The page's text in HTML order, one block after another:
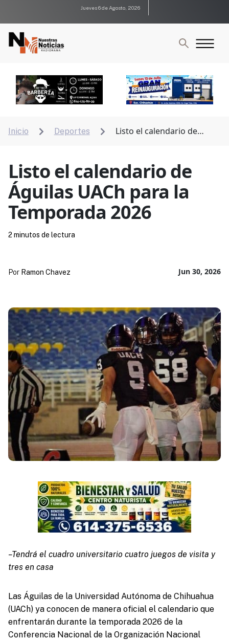
Jueves 6 de Agosto, 2026
Inicio  Deportes 
Listo el calendario de
Listo el calendario de
Águilas UACh para la
Temporada 2026
Jun 30, 2026
Por Ramon Chavez
2 minutos de lectura
–Tendrá el cuadro universitario cuatro juegos de visita y
tres en casa
Las Águilas de la Universidad Autónoma de Chihuahua
(UACh) ya conocen de manera oficial el calendario que
enfrentarán durante la temporada 2026 de la
Conferencia Nacional de la Organización Nacional